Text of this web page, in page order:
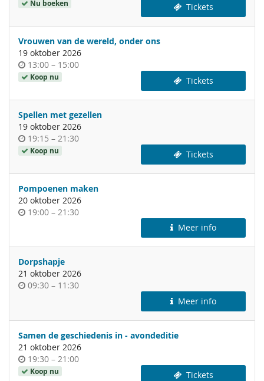
van
dag
Nu boeken Tickets
Vrouwen van de wereld, onder ons
19 oktober 2026
Tijdstip
van
dag
13:00 –tot
15:00
Koop nu Tickets
Spellen met gezellen
19 oktober 2026
Tijdstip
van
dag
19:15 –tot
21:30
Koop nu Tickets
Pompoenen maken
20 oktober 2026
Tijdstip
dag
19:00 –tot
21:30
Meer info
Dorpshapje
21 oktober 2026
Tijdstip
dag
09:30 –tot
11:30
Meer info
Samen de geschiedenis in - avondeditie
21 oktober 2026
Tijdstip
van
19:30 –tot
21:00
Koop nu Tickets